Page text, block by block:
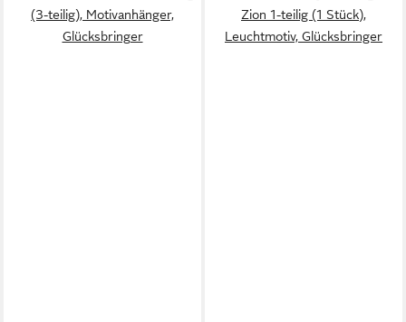
(3-teilig), Motivanhänger,
Glücksbringer
Zion 1-teilig (1 Stück),
Leuchtmotiv, Glücksbringer